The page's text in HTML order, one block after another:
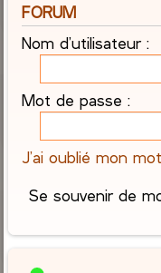
FORUM
Nom d’utilisateur :
Mot de passe :
J’ai oublié mon
Se souvenir de